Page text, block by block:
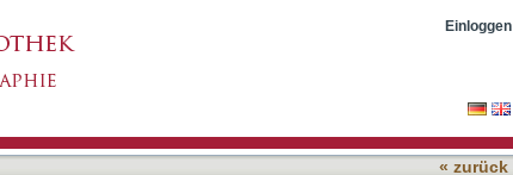
Einloggen
« zurück